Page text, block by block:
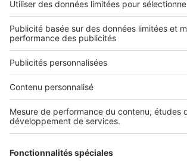
2 rue des Italiens 75009 Paris
01 53 38 80 00
Nos solutions pro